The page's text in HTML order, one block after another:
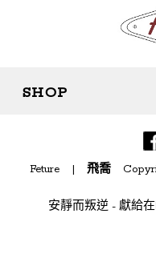
SHOP
Feture | 飛喬
安靜而叛逆 - 獻給